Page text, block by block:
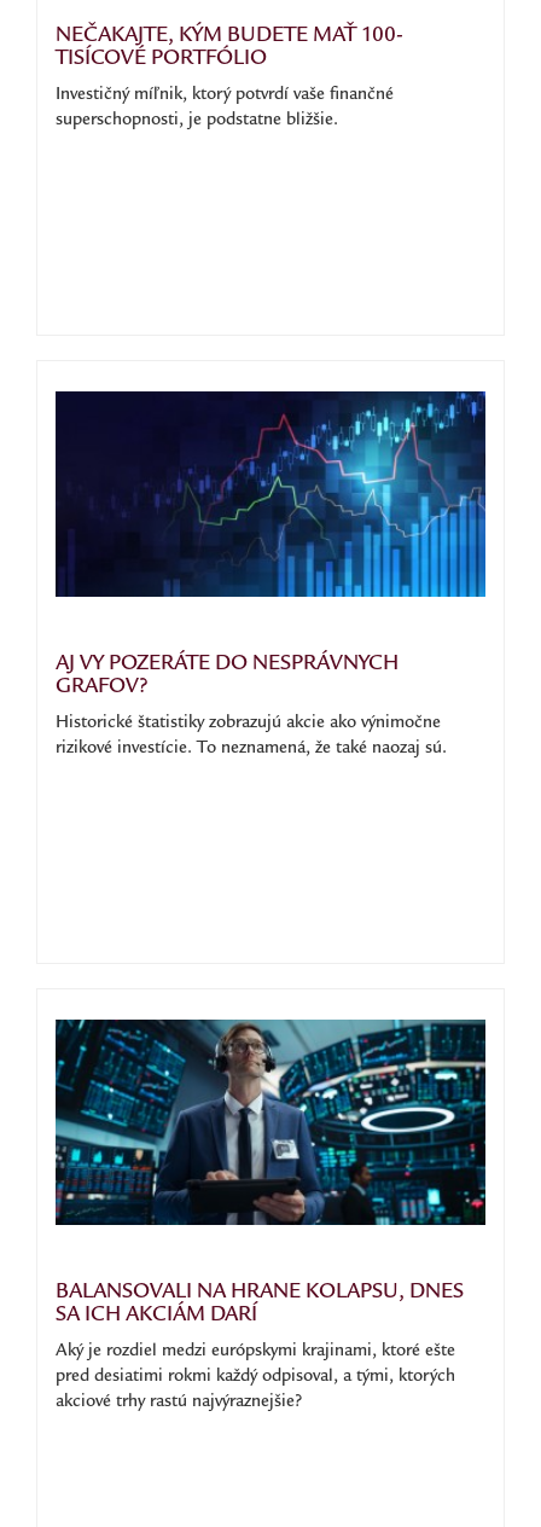
NEČAKAJTE, KÝM BUDETE MAŤ 100-
TISÍCOVÉ PORTFÓLIO
Investičný míľnik, ktorý potvrdí vaše finančné
superschopnosti, je podstatne bližšie.
AJ VY POZERÁTE DO NESPRÁVNYCH
GRAFOV?
Historické štatistiky zobrazujú akcie ako výnimočne
rizikové investície. To neznamená, že také naozaj sú.
BALANSOVALI NA HRANE KOLAPSU, DNES
SA ICH AKCIÁM DARÍ
Aký je rozdiel medzi európskymi krajinami, ktoré ešte
pred desiatimi rokmi každý odpisoval, a tými, ktorých
akciové trhy rastú najvýraznejšie?